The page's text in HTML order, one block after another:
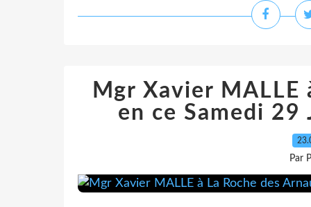
Mgr Xavier MALLE
en ce Samedi 29
Par